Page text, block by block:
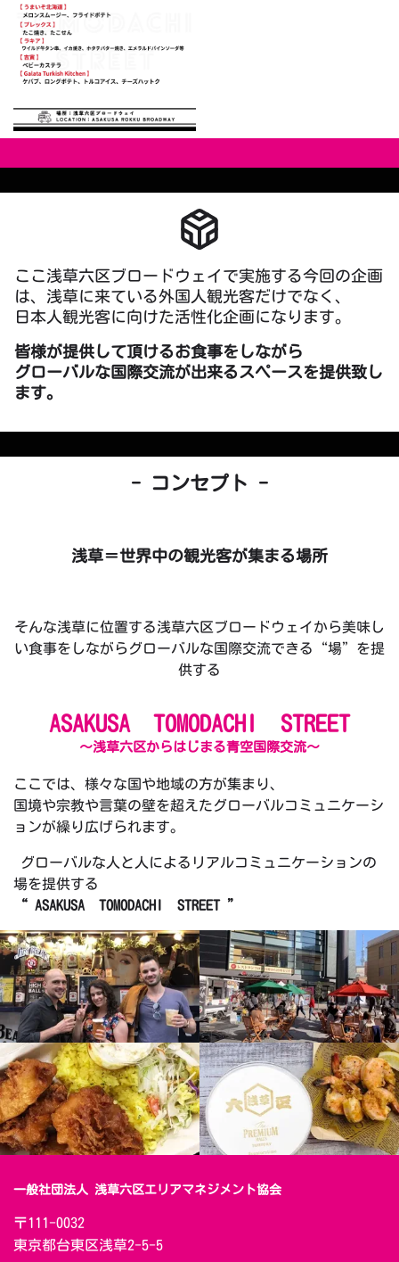
ここ浅草六区ブロードウェイで実施する今回の企画
は、浅草に来ている外国人観光客だけでなく、
日本人観光客に向けた活性化企画になります。
皆様が提供して頂けるお食事をしながら
グローバルな国際交流が出来るスペースを提供致し
ます。
- コンセプト -
浅草＝世界中の観光客が集まる場所
そんな浅草に位置する浅草六区ブロードウェイから美味し
い食事をしながらグローバルな国際交流できる“場”を提
供する
ASAKUSA TOMODACHI STREET
～浅草六区からはじまる青空国際交流～
ここでは、様々な国や地域の方が集まり、
国境や宗教や言葉の壁を超えたグローバルコミュニケーシ
ョンが繰り広げられます。
グローバルな人と人によるリアルコミュニケーションの
場を提供する
“ ASAKUSA TOMODACHI STREET ”
一般社団法人 浅草六区エリアマネジメント協会
〒111-0032
東京都台東区浅草2-5-5